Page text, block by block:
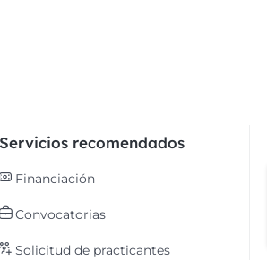
Servicios recomendados
Financiación
Convocatorias
Solicitud de practicantes